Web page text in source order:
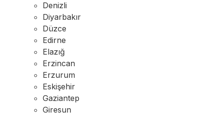
Denizli
Diyarbakır
Düzce
Edirne
Elazığ
Erzincan
Erzurum
Eskişehir
Gaziantep
Giresun